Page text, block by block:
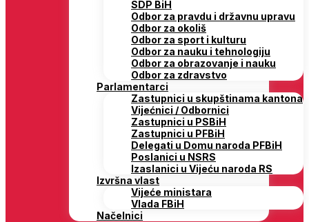
SDP BiH
Odbor za pravdu i državnu upravu
Odbor za okoliš
Odbor za sport i kulturu
Odbor za nauku i tehnologiju
Odbor za obrazovanje i nauku
Odbor za zdravstvo
Parlamentarci
Zastupnici u skupštinama kantona
Vijećnici / Odbornici
Zastupnici u PSBiH
Zastupnici u PFBiH
Delegati u Domu naroda PFBiH
Poslanici u NSRS
Izaslanici u Vijeću naroda RS
Izvršna vlast
Vijeće ministara
Vlada FBiH
Načelnici